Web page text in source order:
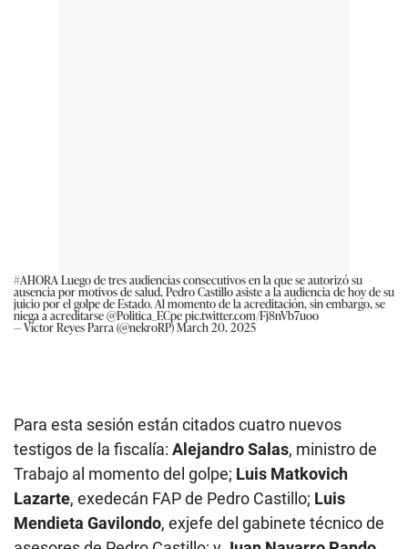
#AHORA Luego de tres audiencias consecutivos en la que se autorizó su
ausencia por motivos de salud, Pedro Castillo asiste a la audiencia de hoy de su
juicio por el golpe de Estado. Al momento de la acreditación, sin embargo, se
niega a acreditarse@Politica_ECpepic.twitter.com/Fj8nVb7uoo
— Víctor Reyes Parra (@nekroRP)March 20, 2025
Para esta sesión están citados cuatro nuevos
testigos de la fiscalía: Alejandro Salas, ministro de
Trabajo al momento del golpe; Luis Matkovich
Lazarte, exedecán FAP de Pedro Castillo; Luis
Mendieta Gavilondo, exjefe del gabinete técnico de